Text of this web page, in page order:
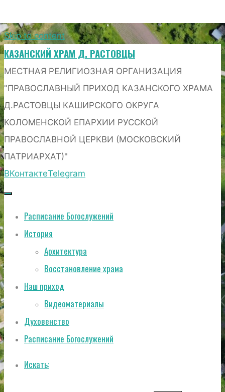
Skip to content
КАЗАНСКИЙ ХРАМ Д. РАСТОВЦЫ
МЕСТНАЯ РЕЛИГИОЗНАЯ ОРГАНИЗАЦИЯ
"ПРАВОСЛАВНЫЙ ПРИХОД КАЗАНСКОГО ХРАМА
Д.РАСТОВЦЫ КАШИРСКОГО ОКРУГА
КОЛОМЕНСКОЙ ЕПАРХИИ РУССКОЙ
ПРАВОСЛАВНОЙ ЦЕРКВИ (МОСКОВСКИЙ
ПАТРИАРХАТ)"
ВКонтактеTelegram
Расписание Богослужений
История
Архитектура
Восстановление храма
Наш приход
Видеоматериалы
Духовенство
Расписание Богослужений
Искать: